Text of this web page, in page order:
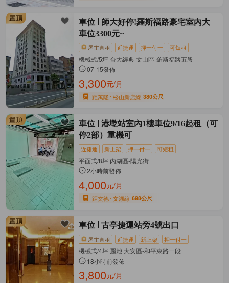
車位
師大好停!羅斯福路豪宅室內大
車位3300元~
屋主直租 近捷運 押一付一 可短租
機械式/5坪 台大經典 文山區-羅斯福路五段
07-15發佈
3,300元/月
距萬隆 松山新店線 380公尺
車位
港墘站室內1樓車位9/16起租（可
停2部）重機可
近捷運 新上架 押一付一 可短租
平面式/8坪 內湖區-陽光街
2小時前發佈
4,000元/月
距文德 文湖線 698公尺
車位 古亭捷運站旁4號出口
屋主直租 近捷運 新上架 押一付一
機械式/4坪 麗池 大安區-和平東路一段
18小時前發佈
3,800元/月